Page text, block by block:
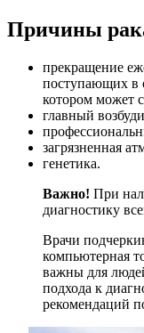
Причины
прекращение
поступающих в
котором может
главный
загрязненная
генетика.
Важно! При
диагностику
Врачи
компьютерная
важны для
подхода к
рекомендаций